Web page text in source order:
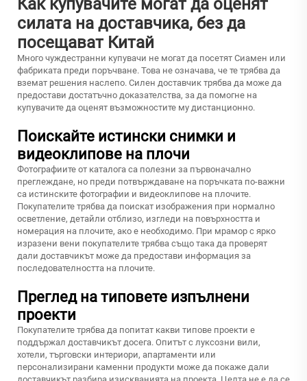
Как купувачите могат да оценят
силата на доставчика, без да
посещават Китай
Много чуждестранни купувачи не могат да посетят Сиамен или
фабриката преди поръчване. Това не означава, че те трябва да
вземат решения наслепо. Силен доставчик трябва да може да
предостави достатъчно доказателства, за да помогне на
купувачите да оценят възможностите му дистанционно.
Поискайте истински снимки и
видеоклипове на плочи
Фотографиите от каталога са полезни за първоначално
преглеждане, но преди потвърждаване на поръчката по-важни
са истинските фотографии и видеоклипове на плочите.
Покупателите трябва да поискат изображения при нормално
осветление, детайли отблизо, изгледи на повърхността и
номерация на плочите, ако е необходимо. При мрамор с ярко
изразени вени покупателите трябва също така да проверят
дали доставчикът може да предостави информация за
последователността на плочите.
Преглед на типовете изпълнени
проекти
Покупателите трябва да попитат какви типове проекти е
поддържал доставчикът досега. Опитът с луксозни вили,
хотели, търговски интериори, апартаменти или
персонализирани каменни продукти може да покаже дали